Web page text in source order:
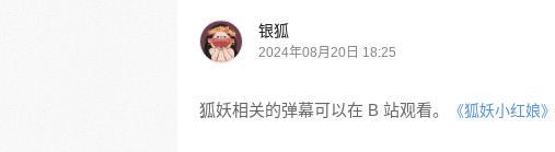
银狐
2024年08月20日 18:25
狐妖相关的弹幕可以在 B 站观看。 《狐妖小红娘》